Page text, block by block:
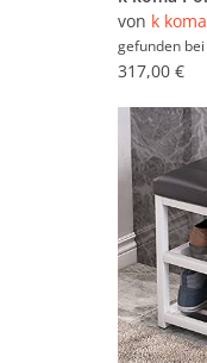
von k koma
gefunden bei
317,00 €